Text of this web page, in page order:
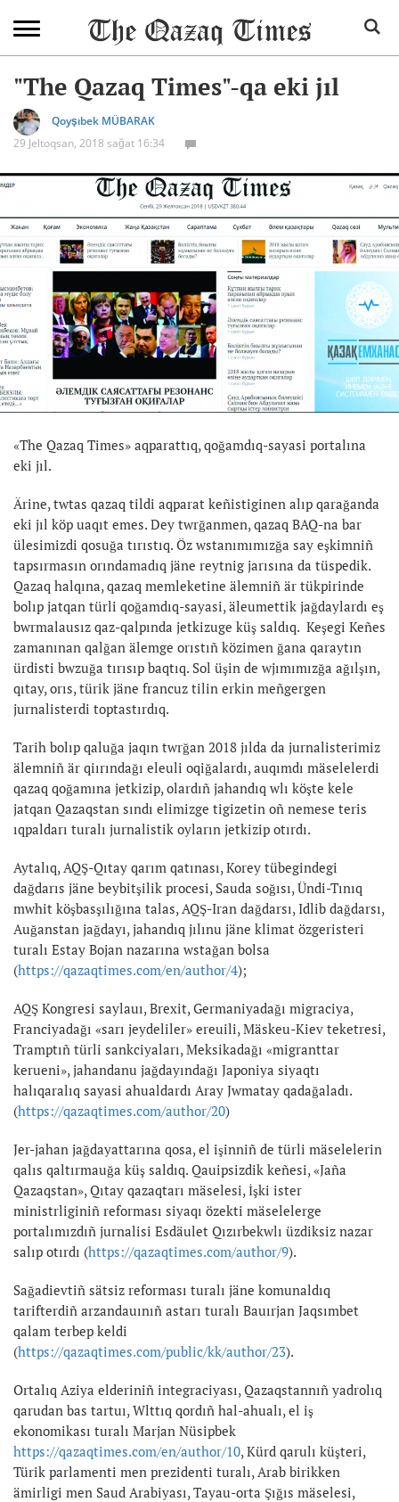
"The Qazaq Times"-qa eki jıl
Qoyşıbek MÜBARAK
29 Jeltoqsan, 2018 sağat 16:34
«The Qazaq Times» aqparattıq, qoğamdıq-sayasi portalına
eki jıl.
Ärine, twtas qazaq tildi aqparat keñistiginen alıp qarağanda
eki jıl köp uaqıt emes. Dey twrğanmen, qazaq BAQ-na bar
ülesimizdi qosuğa tırıstıq. Öz wstanımımızğa say eşkimniñ
tapsırmasın orındamadıq jäne reytnig jarısına da tüspedik.
Qazaq halqına, qazaq memleketine älemniñ är tükpirinde
bolıp jatqan türli qoğamdıq-sayasi, äleumettik jağdaylardı eş
bwrmalausız qaz-qalpında jetkizuge küş saldıq. Keşegi Keñes
zamanınan qalğan älemge orıstıñ közimen ğana qaraytın
ürdisti bwzuğa tırısıp baqtıq. Sol üşin de wjımımızğa ağılşın,
qıtay, orıs, türik jäne francuz tilin erkin meñgergen
jurnalisterdi toptastırdıq.
Tarih bolıp qaluğa jaqın twrğan 2018 jılda da jurnalisterimiz
älemniñ är qiırındağı eleuli oqiğalardı, auqımdı mäselelerdi
qazaq qoğamına jetkizip, olardıñ jahandıq wlı köşte kele
jatqan Qazaqstan sındı elimizge tigizetin oñ nemese teris
ıqpaldarı turalı jurnalistik oyların jetkizip otırdı.
Aytalıq, AQŞ-Qıtay qarım qatınası, Korey tübegindegi
dağdarıs jäne beybitşilik procesi, Sauda soğısı, Ündi-Tınıq
mwhit köşbasşılığına talas, AQŞ-Iran dağdarsı, Idlib dağdarsı,
Auğanstan jağdayı, jahandıq jılınu jäne klimat özgeristeri
turalı Estay Bojan nazarına wstağan bolsa
(https://qazaqtimes.com/en/author/4);
AQŞ Kongresi saylauı, Brexit, Germaniyadağı migraciya,
Franciyadağı «sarı jeydeliler» ereuili, Mäskeu-Kiev teketresi,
Tramptıñ türli sankciyaları, Meksikadağı «migranttar
kerueni», jahandanu jağdayındağı Japoniya siyaqtı
halıqaralıq sayasi ahualdardı Aray Jwmatay qadağaladı.
(https://qazaqtimes.com/author/20)
Jer-jahan jağdayattarına qosa, el işinniñ de türli mäselelerin
qalıs qaltırmauğa küş saldıq. Qauipsizdik keñesi, «Jaña
Qazaqstan», Qıtay qazaqtarı mäselesi, İşki ister
ministrliginiñ reforması siyaqı özekti mäselelerge
portalımızdıñ jurnalisi Esdäulet Qızırbekwlı üzdiksiz nazar
salıp otırdı (https://qazaqtimes.com/author/9).
Sağadievtiñ sätsiz reforması turalı jäne komunaldıq
tarifterdiñ arzandauınıñ astarı turalı Bauırjan Jaqsımbet
qalam terbep keldi
(https://qazaqtimes.com/public/kk/author/23).
Ortalıq Aziya elderiniñ integraciyası, Qazaqstannıñ yadrolıq
qarudan bas tartuı, Wlttıq qordıñ hal-ahualı, el iş
ekonomikası turalı Marjan Nüsipbek
https://qazaqtimes.com/en/author/10, Kürd qarulı küşteri,
Türik parlamenti men prezidenti turalı, Arab birikken
ämirligi men Saud Arabiyası, Tayau-orta Şığıs mäselesi,